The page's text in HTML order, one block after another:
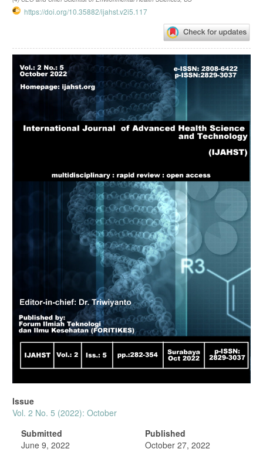
https://doi.org/10.35882/ijahst.v2i5.117
Article
Sidebar
Issue
Vol. 2 No. 5 (2022): October
Submitted
June 9, 2022
Published
October 27, 2022